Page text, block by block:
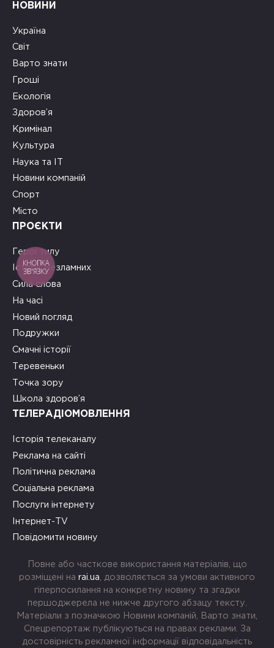
НОВИНИ
Україна
Світ
Варто знати
Гроші
Екологія
Здоров’я
Кримінал
Культура
Наука та ІТ
Новини компаній
Спорт
Місто
ПРОЄКТИ
Герої тилу
Історії Незламних
Сила слова
На часі
Новий погляд
Подружки
Смачні історії
Теревеньки
Точка зору
Школа здоров’я
ТЕЛЕРАДІОМОВЛЕННЯ
Історія телеканалу
Реклама на сайті
Політична реклама
Соціальна реклама
Послуги інтернету
Інтернет-TV
Повідомити новину
Повне або часткове використання матеріалів, що
розміщені на rai.ua , дозволяється за умови активного
гіперпосилання на конкретну новину та згадки
першоджерела не нижче другого абзацу тексту.
Матеріали з позначкою Новини компаній, Варто знати,
Спецрепортаж публікуються на правах реклами. За
достовірність рекламної інформації відповідальність
КНОПКА
ЗВ'ЯЗКУ